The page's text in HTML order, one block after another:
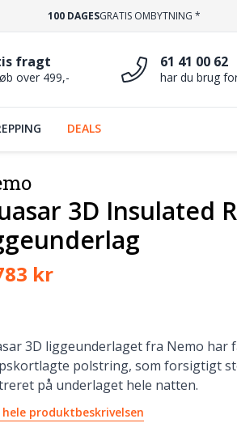
100 DAGESGRATIS OMBYTNING *
fragt
over 499,-
61 41 00 62
har du brug
DEALS
3D Insulated
kr
3D liggeunderlaget fra Nemo har
polstring, som forsigtigt
på underlaget hele natten.
produktbeskrivelsen